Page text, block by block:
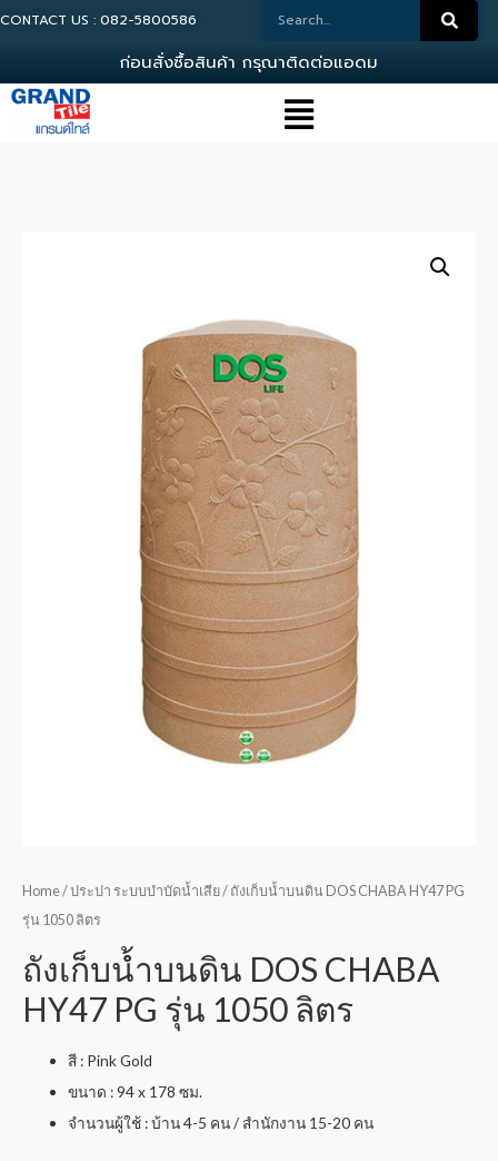
CONTACT US : 082-5800586
กอนสงซอสนคา กรณาตดตอแอดมน
Home/ประปา ระบบบำบัดน้ำเสีย/ ถังเก็บน้ำบนดิน DOS CHABA HY47 PG
รุ่น 1050 ลิตร
ถังเก็บน้ำบนดิน DOS CHABA
HY47 PG รุ่น 1050 ลิตร
สี : Pink Gold
ขนาด : 94 x 178 ซม.
จำนวนผู้ใช้ : บ้าน 4-5 คน / สำนักงาน 15-20 คน